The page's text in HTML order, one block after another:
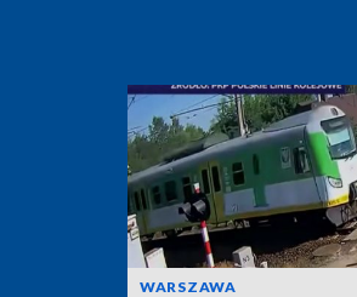
WARSZAWA